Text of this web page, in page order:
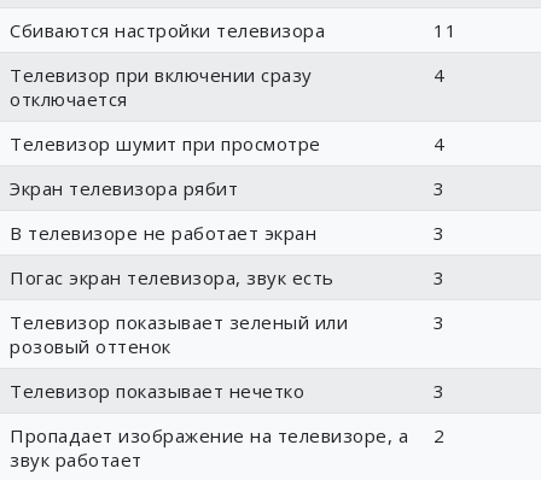
Сбиваются настройки телевизора
11
Телевизор при включении сразу
отключается
4
Телевизор шумит при просмотре
4
Экран телевизора рябит
3
В телевизоре не работает экран
3
Погас экран телевизора, звук есть
3
Телевизор показывает зеленый или
розовый оттенок
3
Телевизор показывает нечетко
3
Пропадает изображение на телевизоре, а
звук работает
2